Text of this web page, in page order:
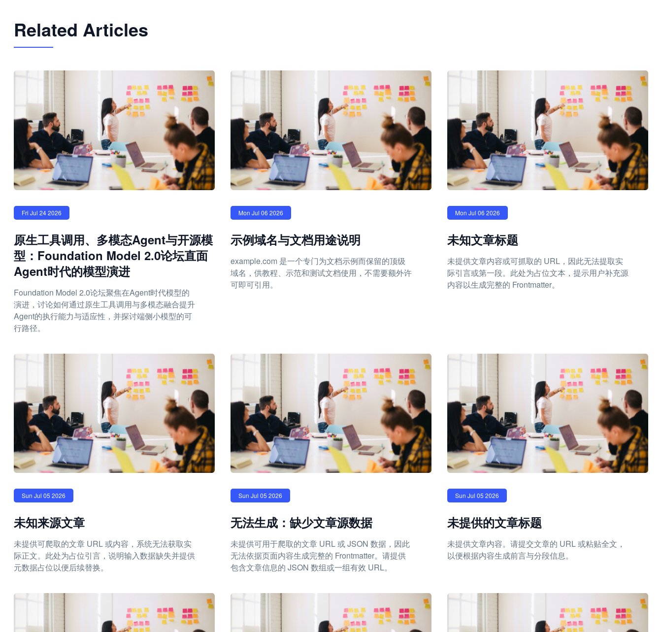
Related Articles
Fri Jul 24 2026
原生工具调用、多模态Agent与开源模
型：Foundation Model 2.0论坛直面
Agent时代的模型演进
Foundation Model 2.0论坛聚焦在Agent时代模型的
演进，讨论如何通过原生工具调用与多模态融合提升
Agent的执行能力与适应性，并探讨端侧小模型的可
行路径。
Mon Jul 06 2026
示例域名与文档用途说明
example.com 是一个专门为文档示例而保留的顶级
域名，供教程、示范和测试文档使用，不需要额外许
可即可引用。
Mon Jul 06 2026
未知文章标题
未提供文章内容或可抓取的 URL，因此无法提取实
际引言或第一段。此处为占位文本，提示用户补充源
内容以生成完整的 Frontmatter。
Sun Jul 05 2026
未知来源文章
未提供可爬取的文章 URL 或内容，系统无法获取实
际正文。此处为占位引言，说明输入数据缺失并提供
元数据占位以便后续替换。
Sun Jul 05 2026
无法生成：缺少文章源数据
未提供可用于爬取的文章 URL 或 JSON 数据，因此
无法依据页面内容生成完整的 Frontmatter。请提供
包含文章信息的 JSON 数组或一组有效 URL。
Sun Jul 05 2026
未提供的文章标题
未提供文章内容。请提交文章的 URL 或粘贴全文，
以便根据内容生成前言与分段信息。